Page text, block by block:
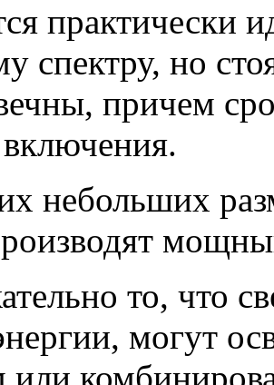
практически
спектру, но
причем
небольших
то, что
могут